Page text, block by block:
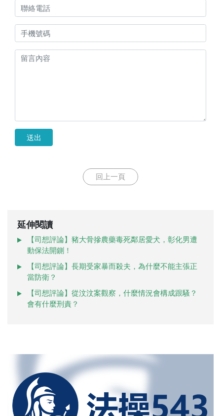
送出
回上一頁
延伸閱讀
【司想評論】豬大骨摻農藥毒死鄰居愛犬，彰化男遭
動保法開鍘！
【司想評論】長期受家暴而殺夫，為什麼不能主張正
當防衛？
【司想評論】從汶汶案觀察，什麼情況會構成跟騷？
會有什麼刑責？